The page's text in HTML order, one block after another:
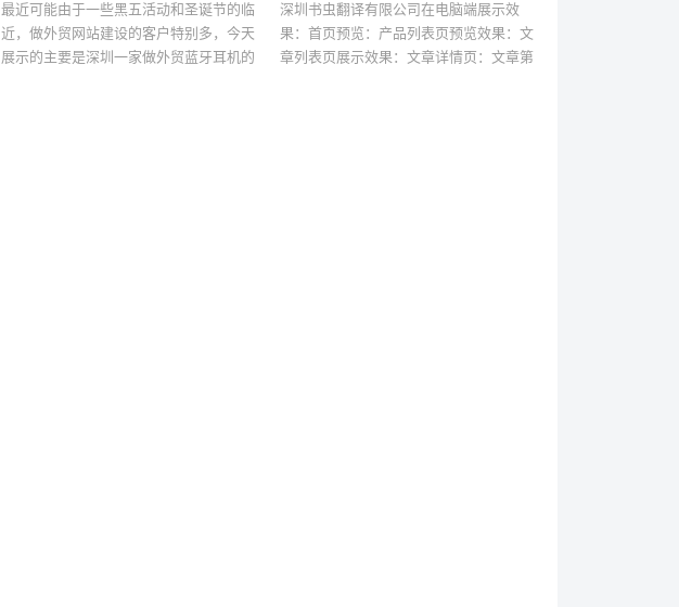
最近可能由于一些黑五活动和圣诞节的临
近，做外贸网站建设的客户特别多，今天
展示的主要是深圳一家做外贸蓝牙耳机的
深圳书虫翻译有限公司在电脑端展示效
果：首页预览：产品列表页预览效果：文
章列表页展示效果：文章详情页：文章第